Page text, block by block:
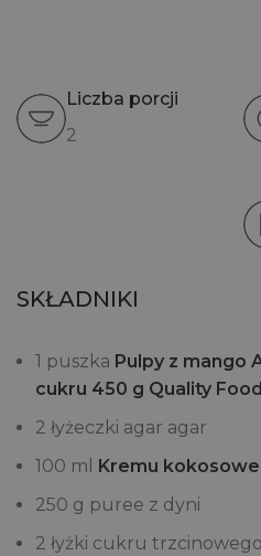
Liczba porcji
2
SKŁADNIKI
1 puszka Pulpy z mango
cukru 450 g Quality Food
2 łyżeczki agar agar
100 ml
Kremu
250 g puree z dyni
2 łyżki cukru trzcinowego